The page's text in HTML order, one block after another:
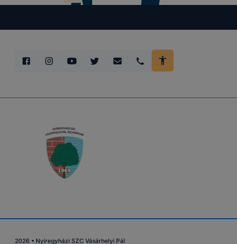
2026 • Nyíregyházi SZC Vásárhelyi Pál